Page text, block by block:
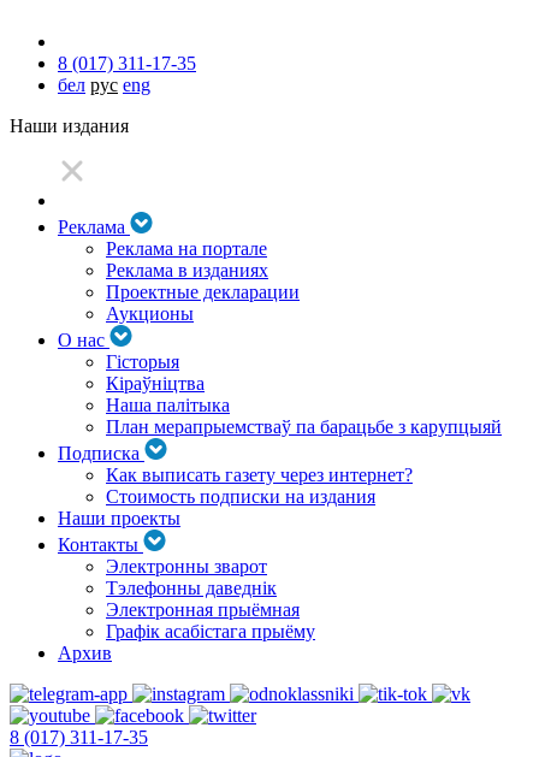
8 (017) 311-17-35
бел рус eng
Наши издания
Реклама
Реклама на портале
Реклама в изданиях
Проектные декларации
Аукционы
О нас
Гісторыя
Кіраўніцтва
Наша палітыка
План мерапрыемстваў па барацьбе з карупцыяй
Подписка
Как выписать газету через интернет?
Стоимость подписки на издания
Наши проекты
Контакты
Электронны зварот
Тэлефонны даведнік
Электронная прыёмная
Графік асабістага прыёму
Архив
8 (017) 311-17-35